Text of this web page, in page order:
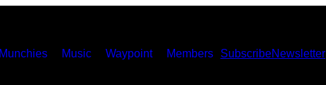
Munchies Music Waypoint Members SubscribeNewsletter